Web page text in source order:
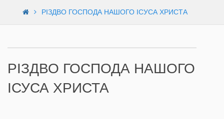
РІЗДВО ГОСПОДА НАШОГО ІСУСА ХРИСТА
РІЗДВО ГОСПОДА НАШОГО
ІСУСА ХРИСТА